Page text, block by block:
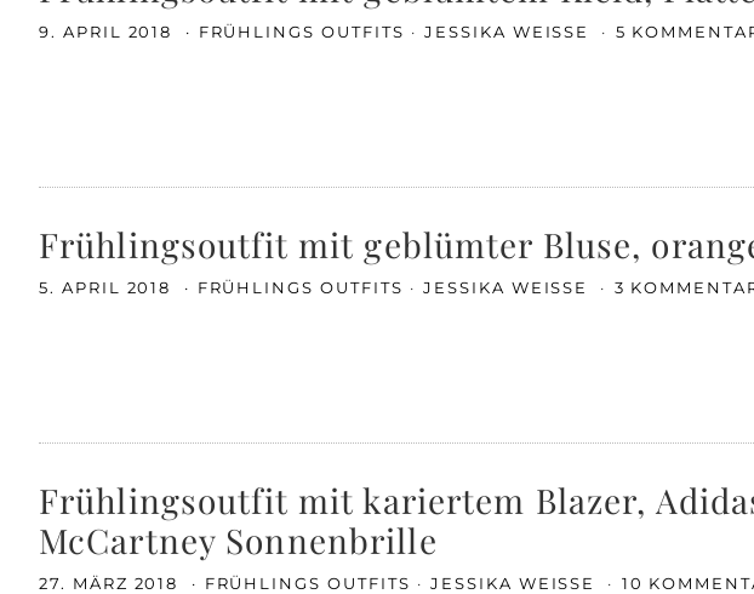
9. APRIL 2018 FRÜHLINGS OUTFITS JESSIKA WEISSE 5
Frühlingsoutfit mit geblümter Bluse,
5. APRIL 2018 FRÜHLINGS OUTFITS JESSIKA WEISSE 3
Frühlingsoutfit mit kariertem Blazer,
McCartney Sonnenbrille
27. MÄRZ 2018 FRÜHLINGS OUTFITS JESSIKA WEISSE 10